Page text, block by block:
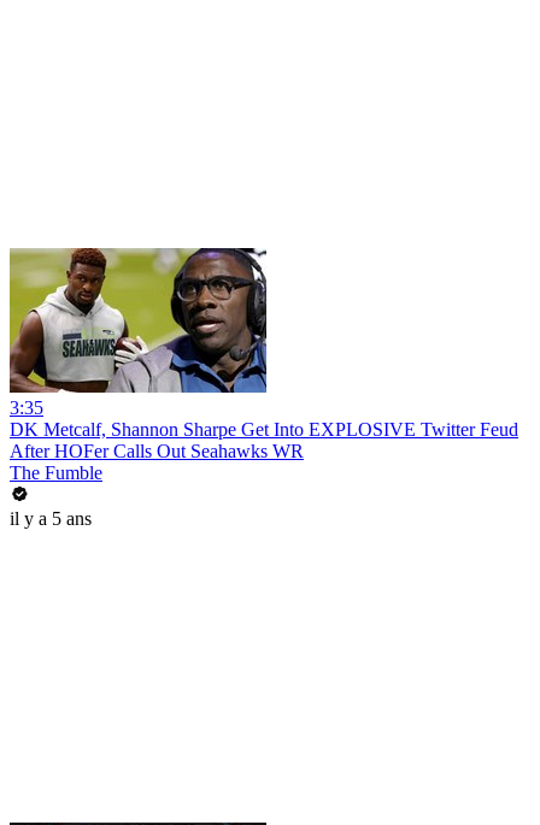
3:35
DK Metcalf, Shannon Sharpe Get Into EXPLOSIVE Twitter Feud
After HOFer Calls Out Seahawks WR
The Fumble
il y a 5 ans